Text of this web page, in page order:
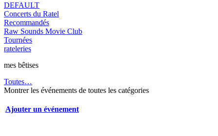
DEFAULT
Concerts du Ratel
Recommandés
Raw Sounds Movie Club
Tournées
rateleries
mes bêtises
Toutes…
Montrer les événements de toutes les catégories
Ajouter un événement